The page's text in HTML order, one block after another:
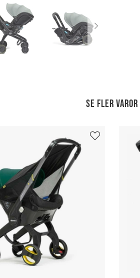
Se fler varor